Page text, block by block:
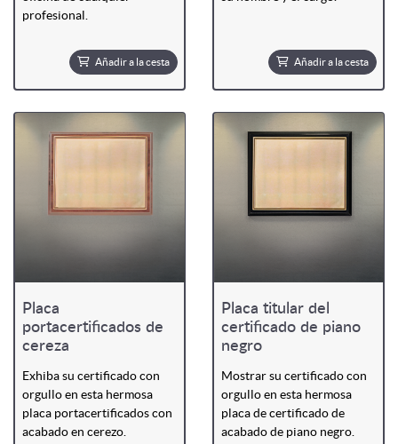
profesional.
Añadir a la cesta Añadir a la cesta
Placa
portacertificados de
cereza
Exhiba su certificado con
orgullo en esta hermosa
placa portacertificados con
acabado en cerezo.
Placa titular del
certificado de piano
negro
Mostrar su certificado con
orgullo en esta hermosa
placa de certificado de
acabado de piano negro.